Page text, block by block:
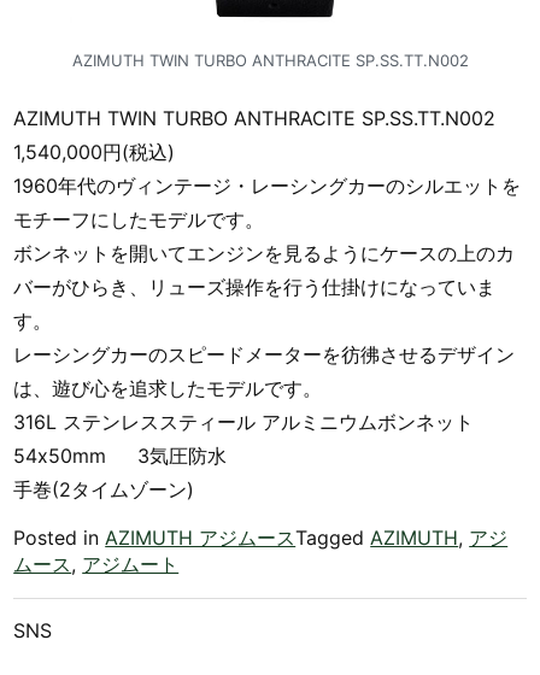
AZIMUTH TWIN TURBO ANTHRACITE SP.SS.TT.N002
AZIMUTH TWIN TURBO ANTHRACITE SP.SS.TT.N002
1,540,000円(税込)
1960年代のヴィンテージ・レーシングカーのシルエットを
モチーフにしたモデルです。
ボンネットを開いてエンジンを見るようにケースの上のカ
バーがひらき、リューズ操作を行う仕掛けになっていま
す。
レーシングカーのスピードメーターを彷彿させるデザイン
は、遊び心を追求したモデルです。
316L ステンレススティール アルミニウムボンネット
54x50mm 3気圧防水
手巻(2タイムゾーン)
Posted in AZIMUTH アジムースTagged AZIMUTH, アジ
ムース, アジムート
SNS